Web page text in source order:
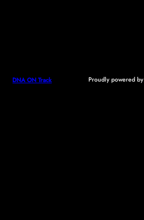
DNA ON Track Proudly powered by